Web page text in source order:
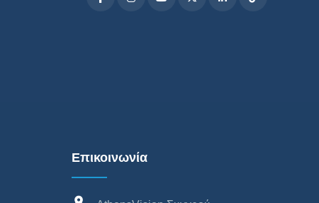
Επικοινωνία